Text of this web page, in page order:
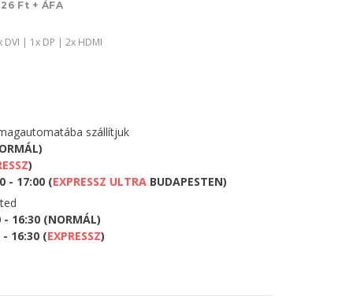
Ft + ÁFA
| 1x DP | 2x HDMI
szállítjuk
)
- 17:00 (EXPRESSZ ULTRA BUDAPESTEN)
- 16:30 (NORMÁL)
- 16:30 (EXPRESSZ)